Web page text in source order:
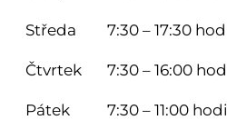
Středa 7:30 – 17:30
Čtvrtek 7:30 – 16:00
Pátek 7:30 – 11:00